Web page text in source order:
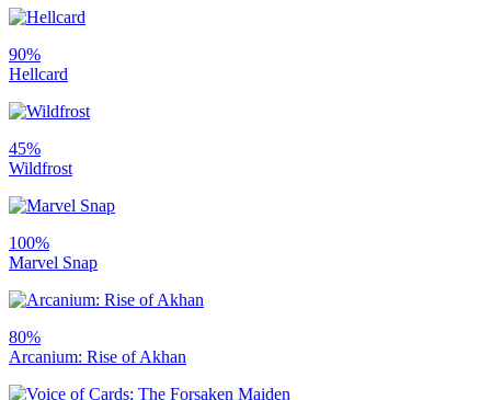
90%
Hellcard
45%
Wildfrost
100%
Marvel Snap
80%
Arcanium: Rise of Akhan